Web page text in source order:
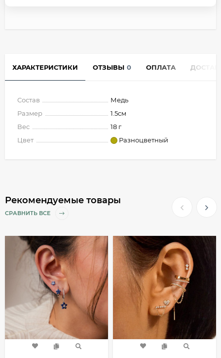
ХАРАКТЕРИСТИКИ ОТЗЫВЫ 0 ОПЛАТА
Состав
Медь
Размер
1.5см
Вес
18 г
Цвет
Разноцветный
Рекомендуемые товары
СРАВНИТЬ ВСЕ